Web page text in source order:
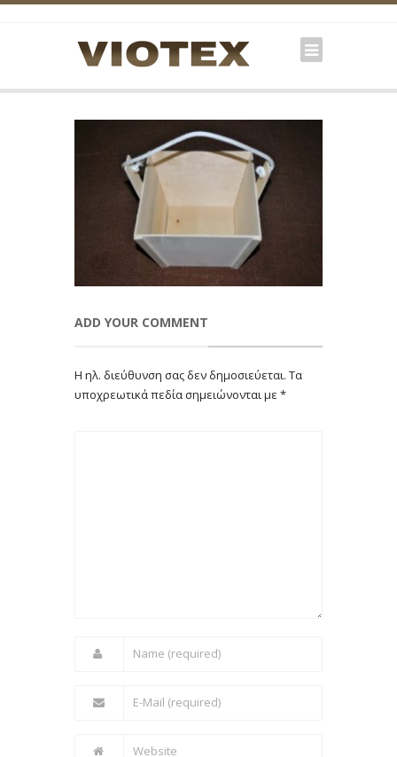
ADD YOUR COMMENT
Η ηλ. διεύθυνση σας δεν δημοσιεύεται. Τα
υποχρεωτικά πεδία σημειώνονται με *